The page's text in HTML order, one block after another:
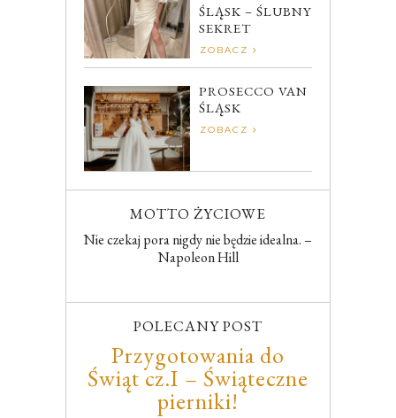
ŚLĄSK – ŚLUBNY
SEKRET
ZOBACZ
PROSECCO VAN
ŚLĄSK
ZOBACZ
MOTTO ŻYCIOWE
Nie czekaj pora nigdy nie będzie idealna. –
Napoleon Hill
POLECANY POST
Przygotowania do
Świąt cz.I – Świąteczne
pierniki!